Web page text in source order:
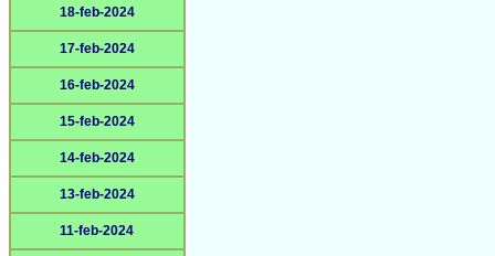
18-feb-2024
17-feb-2024
16-feb-2024
15-feb-2024
14-feb-2024
13-feb-2024
11-feb-2024